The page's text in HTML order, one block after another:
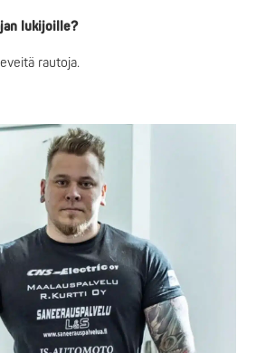
lukijoille?
rautoja.